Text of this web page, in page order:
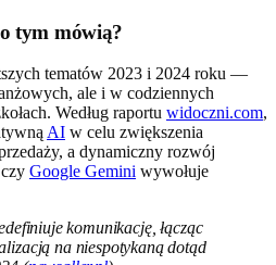
tym mówią?
tematów 2023 i 2024 roku —
ale i w codziennych
Według raportu widoczni.com,
AI w celu zwiększenia
a dynamiczny rozwój
czy Google Gemini wywołuje
komunikację, łącząc
na niespotykaną dotąd